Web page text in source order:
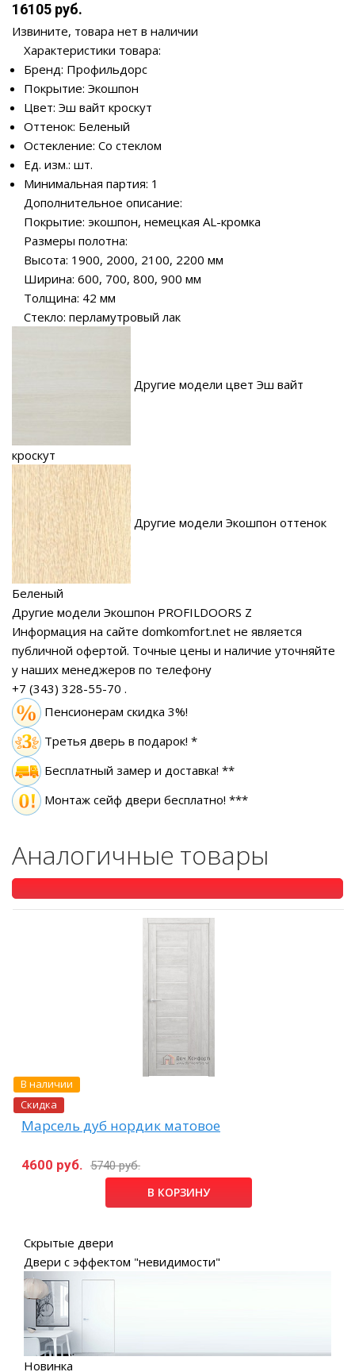
16105 руб.
Извините, товара нет в наличии
Характеристики товара:
Бренд: Профильдорс
Покрытие: Экошпон
Цвет: Эш вайт кроскут
Оттенок: Беленый
Остекление: Со стеклом
Ед. изм.: шт.
Минимальная партия: 1
Дополнительное описание:
Покрытие: экошпон, немецкая AL-кромка
Размеры полотна:
Высота: 1900, 2000, 2100, 2200 мм
Ширина: 600, 700, 800, 900 мм
Толщина: 42 мм
Стекло: перламутровый лак
Другие модели цвет Эш вайт
кроскут
Другие модели Экошпон оттенок
Беленый
Другие модели Экошпон PROFILDOORS Z
Информация на сайте domkomfort.net не является
публичной офертой. Точные цены и наличие уточняйте
у наших менеджеров по телефону
+7 (343) 328-55-70 .
Пенсионерам скидка 3%!
Третья дверь в подарок! *
Бесплатный замер и доставка! **
Монтаж сейф двери бесплатно! ***
Аналогичные товары
В наличии
Скидка
Марсель дуб нордик матовое
4600 руб. 5740 руб.
В КОРЗИНУ
Скрытые двери
Двери с эффектом "невидимости"
Новинка